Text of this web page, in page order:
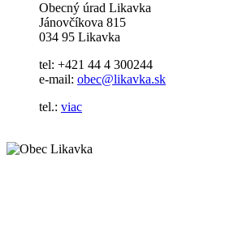
Obecný úrad Likavka
Jánovčíkova 815
034 95 Likavka
tel: +421 44 4 300244
e-mail: obec@likavka.sk
tel.: viac